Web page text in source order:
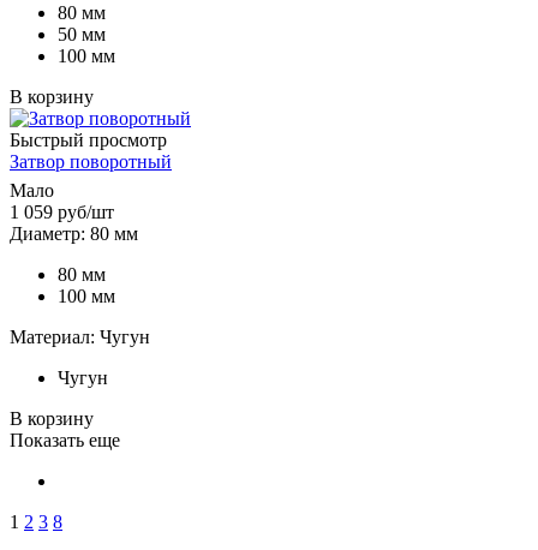
80 мм
50 мм
100 мм
В корзину
Быстрый просмотр
Затвор поворотный
Мало
1 059 руб/шт
Диаметр: 80 мм
80 мм
100 мм
Материал: Чугун
Чугун
В корзину
Показать еще
1 2 3 8